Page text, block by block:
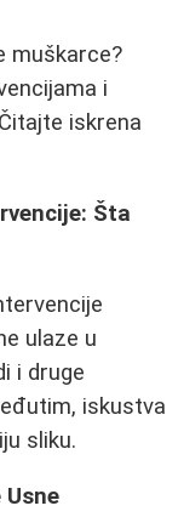
muškarce?
i
iskrena
Šta
ulaze u
i druge
iskustva
sliku.